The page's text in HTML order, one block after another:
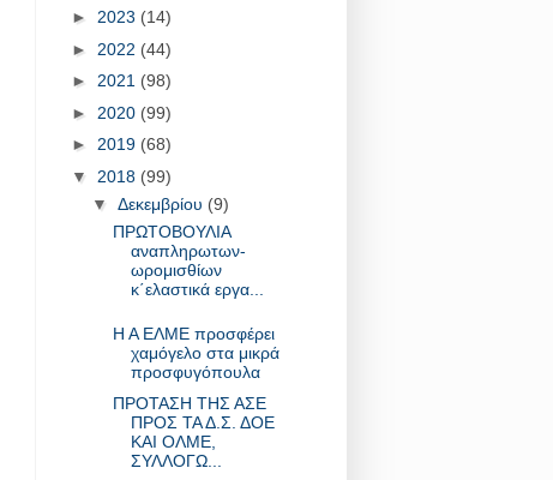
► 2023 (14)
► 2022 (44)
► 2021 (98)
► 2020 (99)
► 2019 (68)
▼ 2018 (99)
▼ Δεκεμβρίου (9)
ΠΡΩΤΟΒΟΥΛΙΑ
αναπληρωτων-
ωρoμισθίων
κ΄ελαστικά εργα...
Η Α ΕΛΜΕ προσφέρει
χαμόγελο στα μικρά
προσφυγόπουλα
ΠΡΟΤΑΣΗ ΤΗΣ ΑΣΕ
ΠΡΟΣ ΤΑ Δ.Σ. ΔΟΕ
ΚΑΙ ΟΛΜΕ,
ΣΥΛΛΟΓΩ...